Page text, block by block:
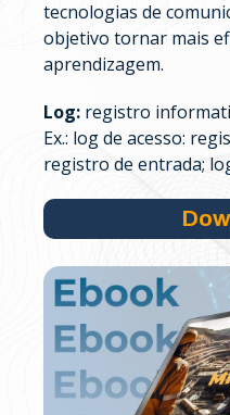
tecnologias de
objetivo tornar mais
aprendizagem.
Log: registro
Ex.: log de acesso:
registro de entrada;